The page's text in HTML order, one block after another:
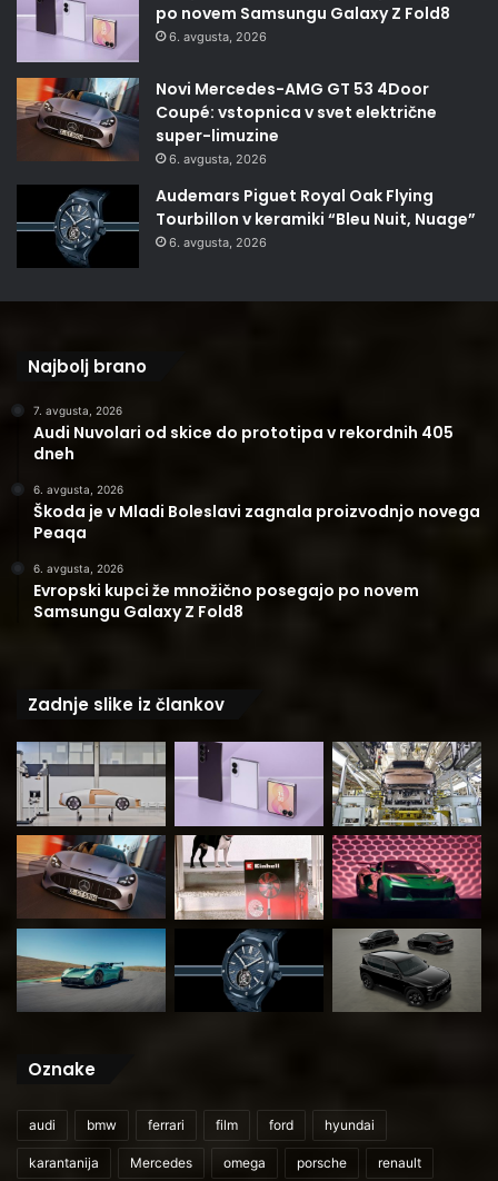
po novem Samsungu Galaxy Z Fold8
6. avgusta, 2026
Novi Mercedes-AMG GT 53 4Door
Coupé: vstopnica v svet električne
super-limuzine
6. avgusta, 2026
Audemars Piguet Royal Oak Flying
Tourbillon v keramiki “Bleu Nuit, Nuage”
6. avgusta, 2026
Najbolj brano
7. avgusta, 2026
Audi Nuvolari od skice do prototipa v rekordnih 405
dneh
6. avgusta, 2026
Škoda je v Mladi Boleslavi zagnala proizvodnjo novega
Peaqa
6. avgusta, 2026
Evropski kupci že množično posegajo po novem
Samsungu Galaxy Z Fold8
Zadnje slike iz člankov
Oznake
audi bmw ferrari film ford hyundai
karantanija Mercedes omega porsche renault